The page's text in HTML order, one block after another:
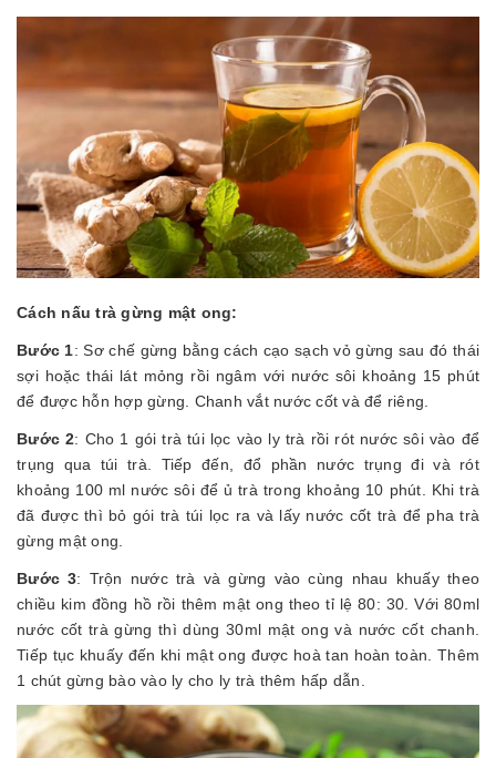
Cách nấu trà gừng mật ong:
Bước 1: Sơ chế gừng bằng cách cạo sạch vỏ gừng sau đó thái
sợi hoặc thái lát mỏng rồi ngâm với nước sôi khoảng 15 phút
để được hỗn hợp gừng. Chanh vắt nước cốt và để riêng.
Bước 2: Cho 1 gói trà túi lọc vào ly trà rồi rót nước sôi vào để
trụng qua túi trà. Tiếp đến, đổ phần nước trụng đi và rót
khoảng 100 ml nước sôi để ủ trà trong khoảng 10 phút. Khi trà
đã được thì bỏ gói trà túi lọc ra và lấy nước cốt trà để pha trà
gừng mật ong.
Bước 3: Trộn nước trà và gừng vào cùng nhau khuấy theo
chiều kim đồng hồ rồi thêm mật ong theo tỉ lệ 80: 30.Với 80ml
nước cốt trà gừng thì dùng 30ml mật ong và nước cốt chanh.
Tiếp tục khuấy đến khi mật ong được hoà tan hoàn toàn. Thêm
1 chút gừng bào vào ly cho ly trà thêm hấp dẫn.